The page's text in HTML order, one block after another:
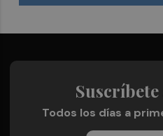
Todos los días a